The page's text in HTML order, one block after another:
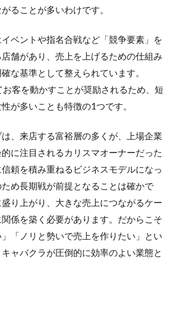
ることが多いわけです。
ベントや指名合戦など「競争要素」を
舗があり、売上を上げるための仕組み
な基準として整えられています。
お客を動かすことが奨励されるため、短
が多いことも特徴の1つです。
、来店する富裕層の多くが、上場企業
に注目されるカリスマオーナーだった
頼を積み重ねるビジネスモデルになっ
め長期戦が前提となることは確かで
り上がり、大きな売上につながるケー
係を築く必要があります。だからこそ
」「ノリと勢いで売上を作りたい」とい
ャバクラが圧倒的に効率のよい業態と